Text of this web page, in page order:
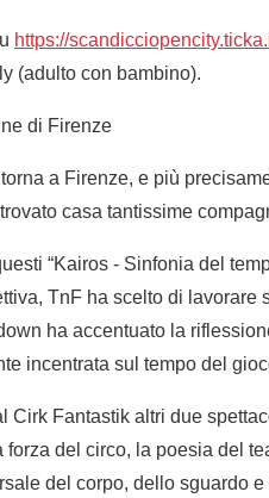
https://
(adulto con bambino).
di Firenze
a Firenze, e più
casa tantissime
“Kairos - Sinfonia del
TnF ha scelto di
ha accentuato la
incentrata sul tempo del
Fantastik altri due
del circo, la poesia del
del corpo, dello sguardo